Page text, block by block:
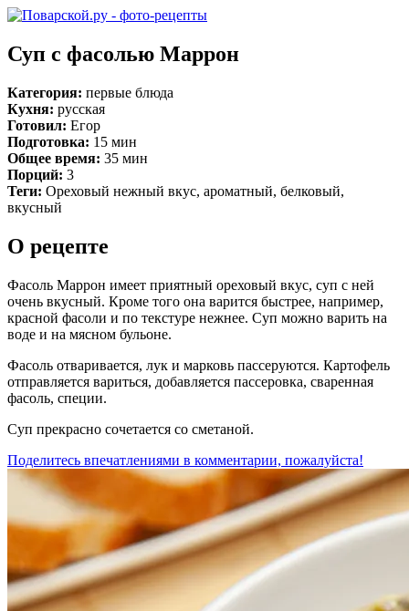
Суп с фасолью Маррон
Категория: первые блюда
Кухня: русская
Готовил: Егор
Подготовка: 15 мин
Общее время: 35 мин
Порций: 3
Теги: Ореховый нежный вкус, ароматный, белковый,
вкусный
О рецепте
Фасоль Маррон имеет приятный ореховый вкус, суп с ней
очень вкусный. Кроме того она варится быстрее, например,
красной фасоли и по текстуре нежнее. Суп можно варить на
воде и на мясном бульоне.
Фасоль отваривается, лук и марковь пассеруются. Картофель
отправляется вариться, добавляется пассеровка, сваренная
фасоль, специи.
Суп прекрасно сочетается со сметаной.
Поделитесь впечатлениями в комментарии, пожалуйста!